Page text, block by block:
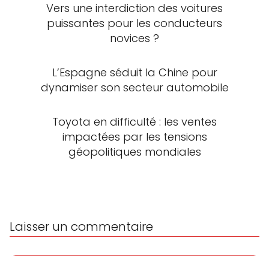
Vers une interdiction des voitures
puissantes pour les conducteurs
novices ?
L’Espagne séduit la Chine pour
dynamiser son secteur automobile
Toyota en difficulté : les ventes
impactées par les tensions
géopolitiques mondiales
Laisser un commentaire